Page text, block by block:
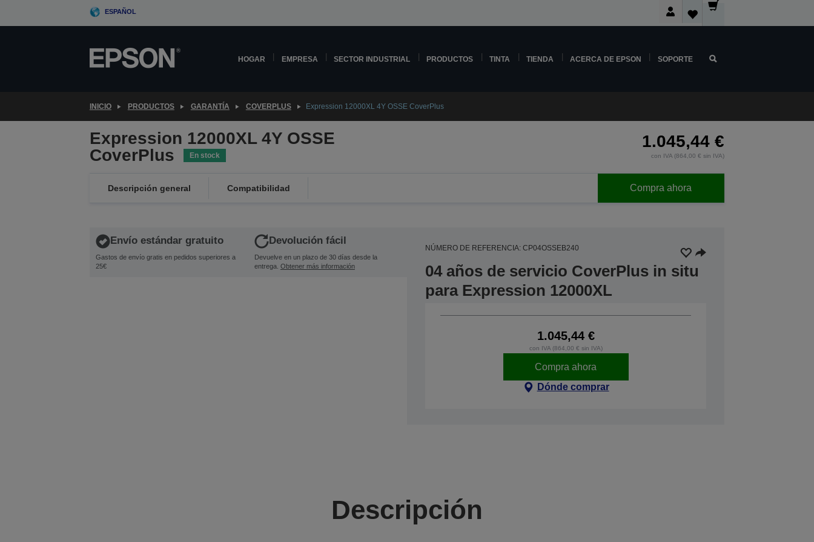
ESPAÑOL
HOGAR EMPRESA SECTOR INDUSTRIAL PRODUCTOS TINTA TIENDA ACERCA DE EPSON SOPORTE
INICIO PRODUCTOS GARANTÍA COVERPLUS Expression 12000XL 4Y OSSE CoverPlus
Expression 12000XL 4Y OSSE
CoverPlus
En stock
1.045,44 €
con IVA (864,00 € sin IVA)
Descripción general Compatibilidad Compra ahora
Envío estándar gratuito
Gastos de envío gratis en pedidos superiores a
25€
Devolución fácil
Devuelve en un plazo de 30 días desde la
entrega. Obtener más información
NÚMERO DE REFERENCIA: CP04OSSEB240
04 años de servicio CoverPlus in situ
para Expression 12000XL
1.045,44 €
con IVA (864,00 € sin IVA)
Compra ahora
Dónde comprar
Descripción